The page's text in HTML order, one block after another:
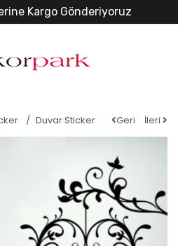
Kargo Gönderiyoruz
Duvar Sticker Geri İleri